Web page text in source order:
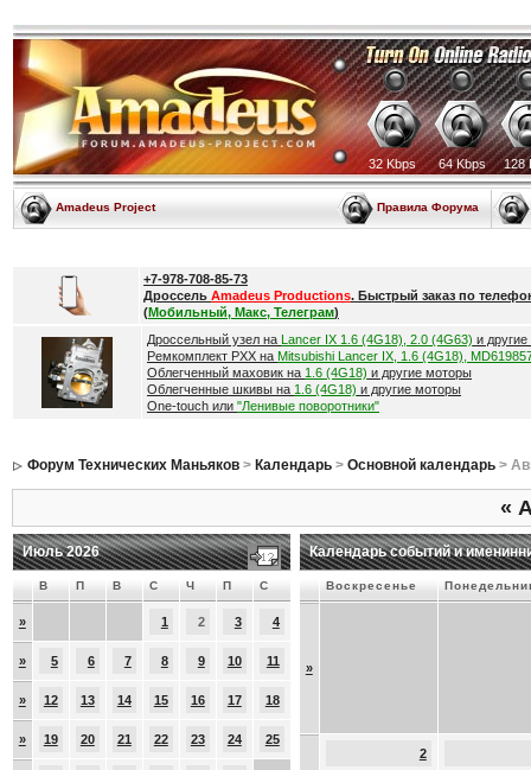
32 Kbps 64 Kbps 128
Amadeus Project Правила Форума
+7-978-708-85-73
Дроссель Amadeus Productions. Быстрый заказ по
(Мобильный, Макс, Телеграм)
Дроссельный узел на Lancer IX 1.6 (4G18), 2.0 (4G63) и
Ремкомплект РХХ на Mitsubishi Lancer IX, 1.6 (4G18),
Облегченный маховик на 1.6 (4G18) и другие моторы
Облегченные шкивы на 1.6 (4G18) и другие моторы
One-touch или "Ленивые поворотники"
Форум Технических Маньяков> Календарь> Основной календарь>
«
Июль 2026
В П В С Ч П С
» 1 2 3 4
» 5 6 7 8 9 10 11
» 12 13 14 15 16 17 18
» 19 20 21 22 23 24 25
Календарь событий и
Воскресенье
»
2